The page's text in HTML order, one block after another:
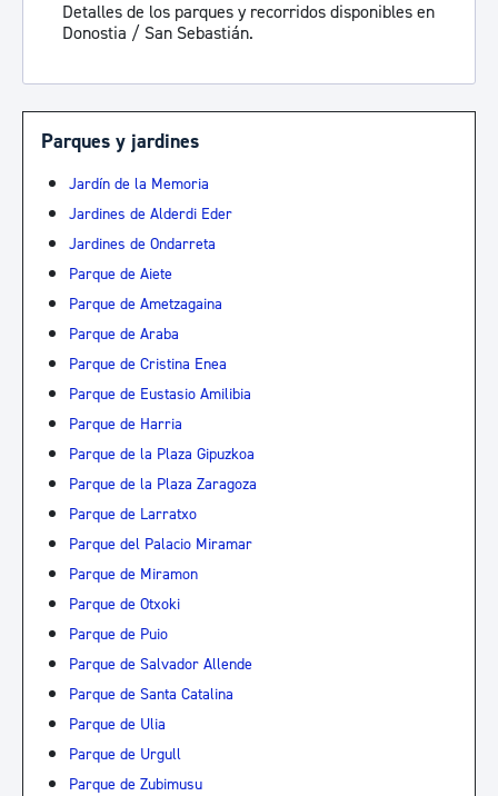
Detalles de los parques y recorridos disponibles en
Donostia / San Sebastián.
Parques y jardines
Jardín de la Memoria
Jardines de Alderdi Eder
Jardines de Ondarreta
Parque de Aiete
Parque de Ametzagaina
Parque de Araba
Parque de Cristina Enea
Parque de Eustasio Amilibia
Parque de Harria
Parque de la Plaza Gipuzkoa
Parque de la Plaza Zaragoza
Parque de Larratxo
Parque del Palacio Miramar
Parque de Miramon
Parque de Otxoki
Parque de Puio
Parque de Salvador Allende
Parque de Santa Catalina
Parque de Ulia
Parque de Urgull
Parque de Zubimusu